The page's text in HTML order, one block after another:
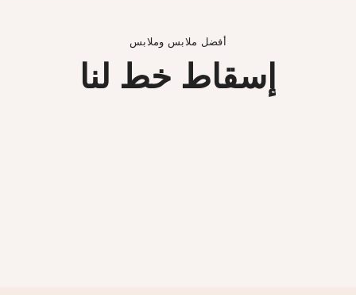
أفضل ملابس وملابس
إسقاط خط لنا